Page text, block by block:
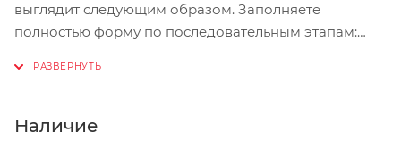
выглядит следующим образом. Заполняете
полностью форму по последовательным этапам:
Нажмите кнопку «Оформить заказ».
Наличие